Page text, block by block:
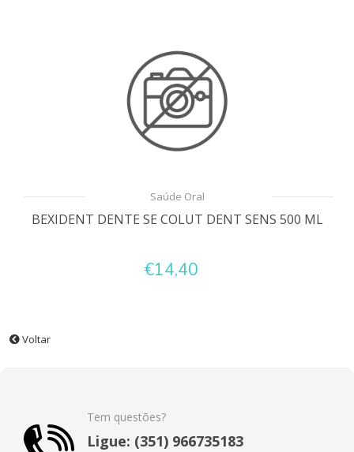
Saúde Oral
BEXIDENT DENTE SE COLUT DENT SENS 500 ML
€14,40
Voltar
Tem questões?
Ligue: (351) 966735183